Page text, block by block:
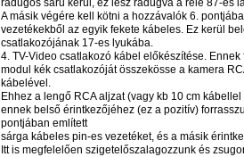
rádugós saru kerül, ez lesz rádugva a relé 87-es
A másik végére kell kötni a hozzávalók 6.
vezetékekből az egyik fekete kábeles. Ez kerül
csatlakozójának 17-es lyukába.
4. TV-Video csatlakozó kábel előkészítése. Ennek
modul kék csatlakozóját összekösse a kamera
kábelével.
Ehhez a lengő RCA aljzat (vagy kb 10 cm
ennek belső érintkezőjéhez (ez a pozitív)
pontjában említett
sárga kábeles pin-es vezetéket, és a másik
Itt is megfelelően szigetelőszalagozzunk és